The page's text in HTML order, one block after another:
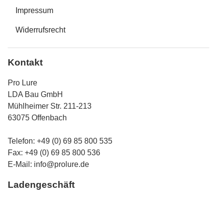
Impressum
Widerrufsrecht
Kontakt
Pro Lure
LDA Bau GmbH
Mühlheimer Str. 211-213
63075 Offenbach
Telefon: +49 (0) 69 85 800 535
Fax: +49 (0) 69 85 800 536
E-Mail: info@prolure.de
Ladengeschäft